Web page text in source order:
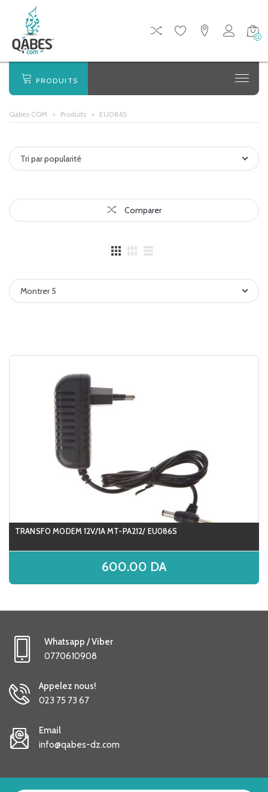
0
PRODUITS
Qabes COM > Produits > EU086S
Tri par popularité
Comparer
Montrer 5
TRANSFO MODEM 12V/1A MT-PA212/ EU086S
600.00 DA
Whatsapp / Viber
0770610908
Appelez nous!
023 75 73 67
Email
info@qabes-dz.com